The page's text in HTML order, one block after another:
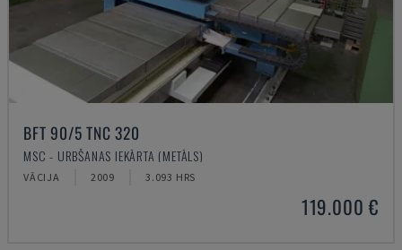
BFT 90/5 TNC 320
MSC - URBŠANAS IEKĀRTA (METĀLS)
VĀCIJA 2009 3.093 HRS
119.000 €